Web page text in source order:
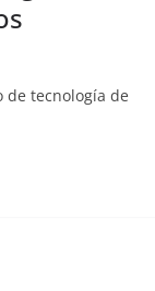
de tecnología de